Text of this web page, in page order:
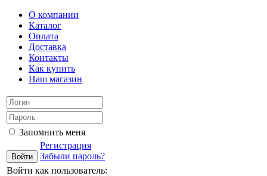
О компании
Каталог
Оплата
Доставка
Контакты
Как купить
Наш магазин
Запомнить меня
Регистрация
Забыли пароль?
Войти как пользователь: